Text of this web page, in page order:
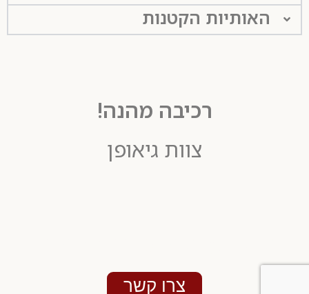
האותיות הקטנות
רכיבה מהנה!
צוות גיאופן
צרו קשר